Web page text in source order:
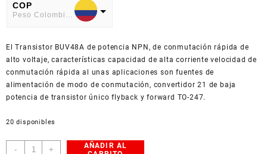
COP
Peso Colombiano
American Dollar
El Transistor BUV48A de potencia NPN, de conmutación rápida de
alto voltaje, características capacidad de alta corriente velocidad de
conmutación rápida al unas aplicaciones son fuentes de
alimentación de modo de conmutación, convertidor 21 de baja
potencia de transistor único flyback y forward TO-247.
20 disponibles
-
Transistor
+
AÑADIR AL